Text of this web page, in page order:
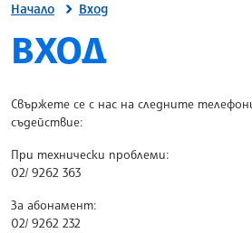
Начало Вход
SITE.BTA
ВХОД
Свържете се с нас на следните
съдействие:
При технически проблеми:
02/ 9262 363
За абонамент:
02/ 9262 232